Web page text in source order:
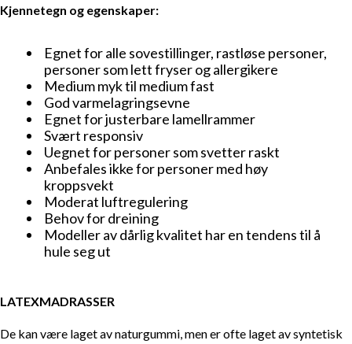
Kjennetegn og egenskaper:
Egnet for alle sovestillinger, rastløse personer,
personer som lett fryser og allergikere
Medium myk til medium fast
God varmelagringsevne
Egnet for justerbare lamellrammer
Svært responsiv
Uegnet for personer som svetter raskt
Anbefales ikke for personer med høy
kroppsvekt
Moderat luftregulering
Behov for dreining
Modeller av dårlig kvalitet har en tendens til å
hule seg ut
LATEXMADRASSER
De kan være laget av naturgummi, men er ofte laget av syntetisk